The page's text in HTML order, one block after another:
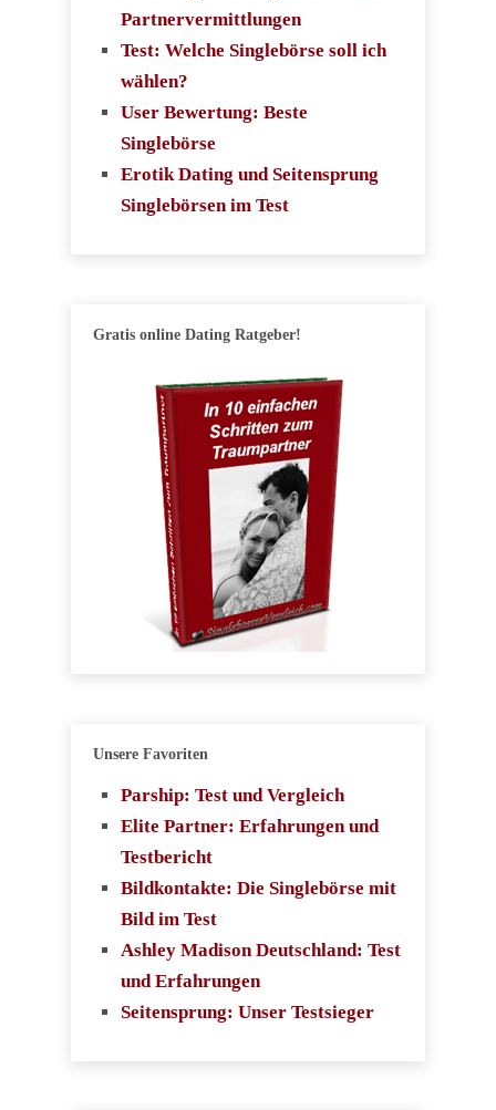
Partnervermittlungen
Test: Welche Singlebörse soll ich
wählen?
User Bewertung: Beste
Singlebörse
Erotik Dating und Seitensprung
Singlebörsen im Test
Gratis online Dating Ratgeber!
Unsere Favoriten
Parship: Test und Vergleich
Elite Partner: Erfahrungen und
Testbericht
Bildkontakte: Die Singlebörse mit
Bild im Test
Ashley Madison Deutschland: Test
und Erfahrungen
Seitensprung: Unser Testsieger